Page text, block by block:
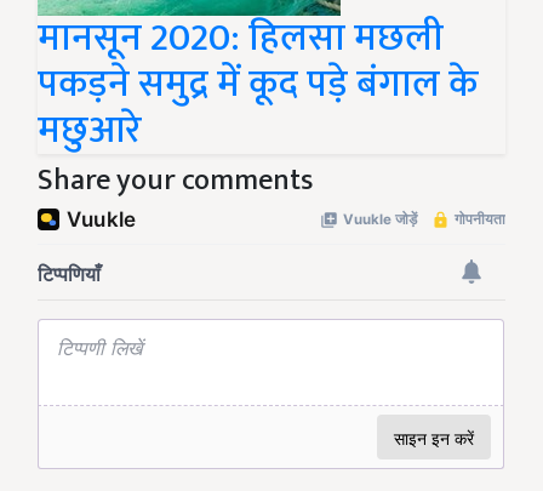
मानसून 2020: हिलसा मछली
पकड़ने समुद्र में कूद पड़े बंगाल के
मछुआरे
Share your comments